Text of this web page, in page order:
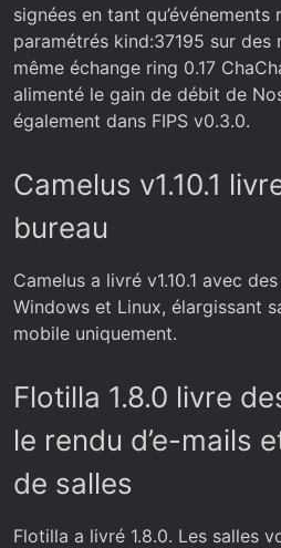
signées en tant qu’événements
paramétrés kind:37195 sur
même échange ring 0.17
alimenté le gain de débit de
également dans FIPS v0.3.0.
Camelus v1.10.1
bureau
Camelus a livré v1.10.1 avec
Windows et Linux, élargissant
mobile uniquement.
Flotilla 1.8.0 livre
le rendu d’e-mails
de salles
Flotilla a livré 1.8.0. Les salles